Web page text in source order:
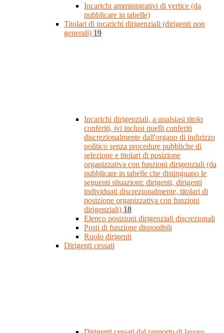
Incarichi amministrativi di vertice (da
pubblicare in tabelle)
Titolari di incarichi dirigenziali (dirigenti non
generali) 19
Incarichi dirigenziali, a qualsiasi titolo
conferiti, ivi inclusi quelli conferiti
discrezionalmente dall'organo di indirizzo
politico senza procedure pubbliche di
selezione e titolari di posizione
organizzativa con funzioni dirigenziali (da
pubblicare in tabelle che distinguano le
seguenti situazioni: dirigenti, dirigenti
individuati discrezionalmente, titolari di
posizione organizzativa con funzioni
dirigenziali) 18
Elenco posizioni dirigenziali discrezionali
Posti di funzione disponibili
Ruolo dirigenti
Dirigenti cessati